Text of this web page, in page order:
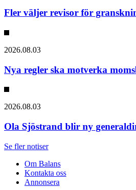
Fler väljer revisor för
2026.08.03
Nya regler ska motverka
2026.08.03
Ola Sjöstrand blir ny
Se fler notiser
Om Balans
Kontakta oss
Annonsera